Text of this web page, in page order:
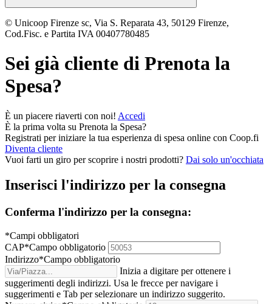
© Unicoop Firenze sc, Via S. Reparata 43, 50129 Firenze,
Cod.Fisc. e Partita IVA 00407780485
Sei già cliente di Prenota la
Spesa?
È un piacere riaverti con noi! Accedi
È la prima volta su Prenota la Spesa?
Registrati per iniziare la tua esperienza di spesa online con Coop.fi
Diventa cliente
Vuoi farti un giro per scoprire i nostri prodotti? Dai solo un'occhiata
Inserisci l'indirizzo per la consegna
Conferma l'indirizzo per la consegna:
*Campi obbligatori
CAP*Campo obbligatorio
Indirizzo*Campo obbligatorio
Inizia a digitare per ottenere i
suggerimenti degli indirizzi. Usa le frecce per navigare i
suggerimenti e Tab per selezionare un indirizzo suggerito.